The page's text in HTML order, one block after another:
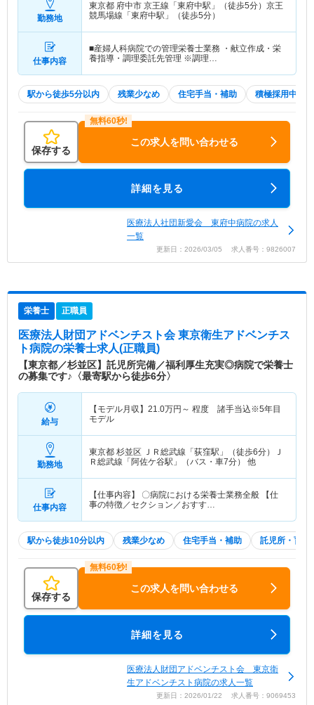
勤務地
東京都 府中市 京王線「東府中駅」（徒歩5分）京王
競馬場線「東府中駅」（徒歩5分）
仕事内容
■産婦人科病院での管理栄養士業務 ・献立作成・栄
養指導・調理委託先管理 ※調理…
駅から徒歩5分以内 残業少なめ 住宅手当・補助 積極採用中
保存する
この求人を問い合わせる
詳細を見る
医療法人社団新愛会 東府中病院の求人
一覧
更新日：2026/03/05 求人番号：9826007
栄養士 正職員
医療法人財団アドベンチスト会 東京衛生アドベンチス
ト病院の栄養士求人(正職員)
【東京都／杉並区】託児所完備／福利厚生充実◎病院で栄養士
の募集です♪〈最寄駅から徒歩6分〉
給与
【モデル月収】 21.0万円～ 程度 諸手当込※5年目
モデル
勤務地
東京都 杉並区 ＪＲ総武線「荻窪駅」（徒歩6分）Ｊ
Ｒ総武線「阿佐ケ谷駅」（バス・車7分） 他
仕事内容
【仕事内容】 〇病院における栄養士業務全般 【仕
事の特徴／セクション／おすす…
駅から徒歩10分以内 残業少なめ 住宅手当・補助 託児所・育児
保存する
この求人を問い合わせる
詳細を見る
医療法人財団アドベンチスト会 東京衛
生アドベンチスト病院の求人一覧
更新日：2026/01/22 求人番号：9069453